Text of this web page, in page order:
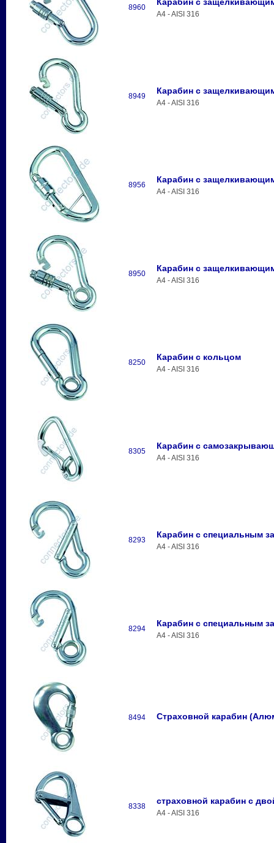
8960
A4 - AISI 316
8949
Карабин с
A4 - AISI 316
8956
Карабин с
A4 - AISI 316
8950
Карабин с
A4 - AISI 316
8250
Карабин с кольцом
A4 - AISI 316
8305
Карабин с
A4 - AISI 316
8293
Карабин с специальным
A4 - AISI 316
8294
Карабин с специальным
A4 - AISI 316
8494 Страховной карабин
8338
страховной карабин с
A4 - AISI 316